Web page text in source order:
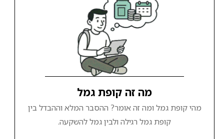
מה זה קופת גמל
מהי קופת גמל ומה זה אומר? ההסבר המלא וההבדל בין
קופת גמל רגילה ולבין גמל להשקעה.